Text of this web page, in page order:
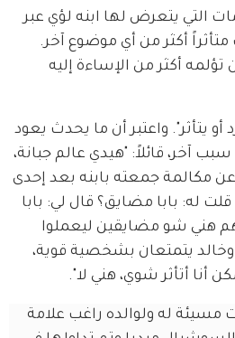
التي يتعرض لها ابنه لؤي عبر
متأثراً أكثر من أي موضوع آخر.
تؤلمه أكثر من الإساءة إليه
أو يتأثر". واعتبر أن ما يحدث يعود
سبب آخر، قائلاً: "هيدي عالم جبانة،
مكالمة جمعته بابنه بعد إحدى
له: بابا مضايق؟ قال لي: بابا
هني شو مضايقين ليعملوا
وخالد يتمتعان بشخصية قوية،
أنا أتأثر شوي، هني لا".
مسيئة له ولوالده راغب علامة